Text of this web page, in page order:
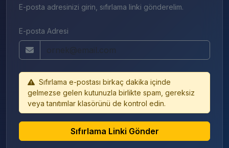
E-posta adresinizi girin, sıfırlama linki gönderelim.
E-posta Adresi
Sıfırlama e-postası birkaç dakika içinde
gelmezse gelen kutunuzla birlikte spam, gereksiz
veya tanıtımlar klasörünü de kontrol edin.
Sıfırlama Linki Gönder